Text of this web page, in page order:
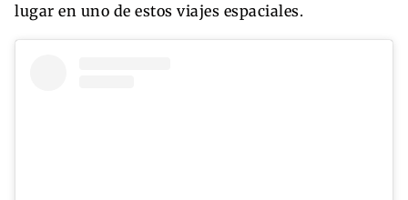
lugar en uno de estos viajes espaciales.